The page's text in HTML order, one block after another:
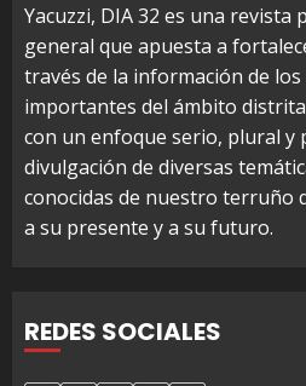
Yacuzzi, DIA 32 es una revista
general que apuesta a
través de la información de
importantes del ámbito
con un enfoque serio, plural y
divulgación de diversas
conocidas de nuestro terruño
a su presente y a su futuro.
REDES SOCIALES